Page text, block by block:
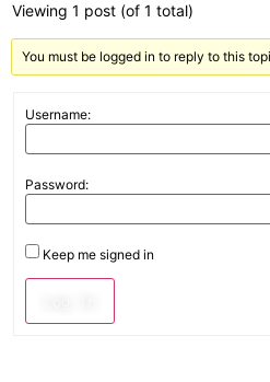
Viewing 1 post (of 1 total)
You must be logged in to reply to this
Username:
Password:
Keep me signed in